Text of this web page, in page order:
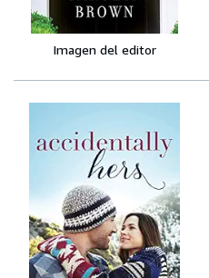
Imagen del editor